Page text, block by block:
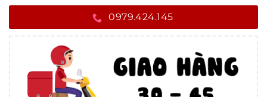
0979.424.145